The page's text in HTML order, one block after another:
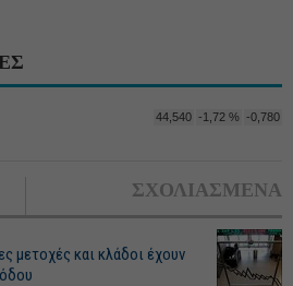
44,540 -1,72 % -0,780
ΣΧΟΛΙΑΣΜΕΝΑ
μετοχές και κλάδοι έχουν